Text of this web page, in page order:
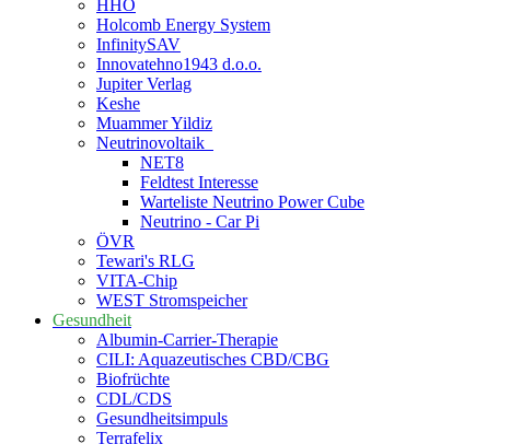
HHO
Holcomb Energy System
InfinitySAV
Innovatehno1943 d.o.o.
Jupiter Verlag
Keshe
Muammer Yildiz
Neutrinovoltaik
NET8
Feldtest Interesse
Warteliste Neutrino Power Cube
Neutrino - Car Pi
ÖVR
Tewari's RLG
VITA-Chip
WEST Stromspeicher
Gesundheit
Albumin-Carrier-Therapie
CILI: Aquazeutisches CBD/CBG
Biofrüchte
CDL/CDS
Gesundheitsimpuls
Terrafelix